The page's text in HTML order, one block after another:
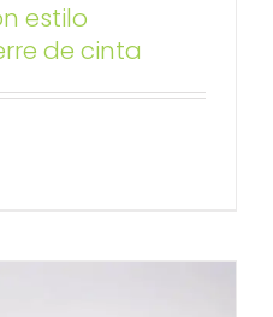
estilo
de cintapara